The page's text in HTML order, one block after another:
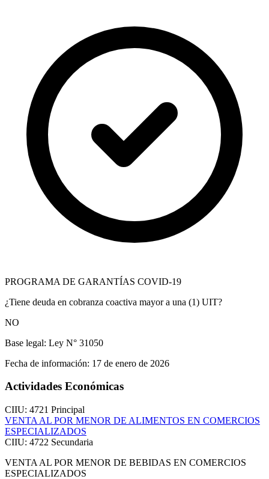
PROGRAMA DE GARANTÍAS COVID-19
¿Tiene deuda en cobranza coactiva mayor a una (1) UIT?
NO
Base legal: Ley N° 31050
Fecha de información: 17 de enero de 2026
Actividades Económicas
CIIU: 4721 Principal
VENTA AL POR MENOR DE ALIMENTOS EN COMERCIOS
ESPECIALIZADOS
CIIU: 4722 Secundaria
VENTA AL POR MENOR DE BEBIDAS EN COMERCIOS
ESPECIALIZADOS